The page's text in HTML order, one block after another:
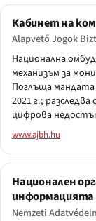
Кабинет на
Alapvető Jogok
Национална
механизъм за
Поглъща
2021 г.;
цифрова
www.ajbh.hu
Национален
информацията
Nemzeti